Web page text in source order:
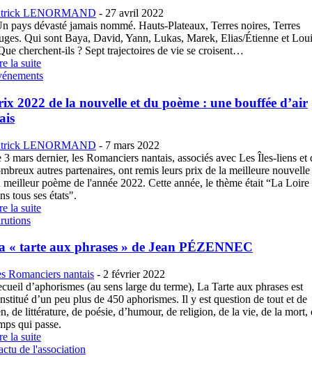
LENORMAND - 27 avril 2022
pays dévasté jamais nommé. Hauts-Plateaux, Terres noires, Terres
Qui sont Baya, David, Yann, Lukas, Marek, Elias/Étienne et
cherchent-ils ? Sept trajectoires de vie se croisent…
la suite
2022 de la nouvelle et du poème : une bouffée d’air
LENORMAND - 7 mars 2022
3 mars dernier, les Romanciers nantais, associés avec Les Îles-liens et
autres partenaires, ont remis leurs prix de la meilleure nouvelle
meilleur poème de l'année 2022. Cette année, le thème était “La Loire
tous ses états".
la suite
« tarte aux phrases » de Jean PÉZENNEC
Romanciers nantais - 2 février 2022
d’aphorismes (au sens large du terme), La Tarte aux phrases est
d’un peu plus de 450 aphorismes. Il y est question de tout et de
de littérature, de poésie, d’humour, de religion, de la vie, de la mort,
qui passe.
la suite
de l'association